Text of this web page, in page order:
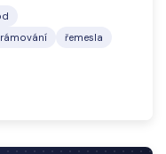
řemesla